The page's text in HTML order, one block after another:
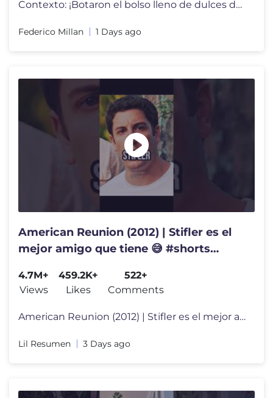
Contexto: ¡Botaron el bolso lleno de dulces de la mamá profesora de
Federico Millan 1 Days ago
American Reunion (2012) | Stifler es el
mejor amigo que tiene 😅 #shorts
4.7M+
Views
459.2K+
Likes
522+
Comments
American Reunion (2012) | Stifler es el mejor amigo que tiene 😅 #sh
Lil Resumen 3 Days ago